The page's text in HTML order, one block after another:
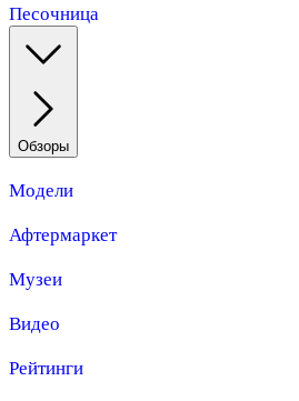
Песочница
Обзоры
Модели
Афтермаркет
Музеи
Видео
Рейтинги